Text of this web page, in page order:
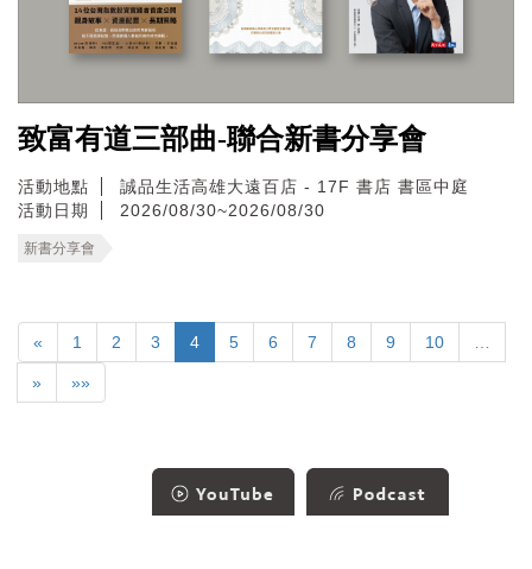
致富有道三部曲-聯合新書分享會
活動地點
誠品生活高雄大遠百店 - 17F 書店 書區中庭
活動日期
2026/08/30~2026/08/30
新書分享會
« 1 2 3 4 5 6 7 8 9 10
» »»